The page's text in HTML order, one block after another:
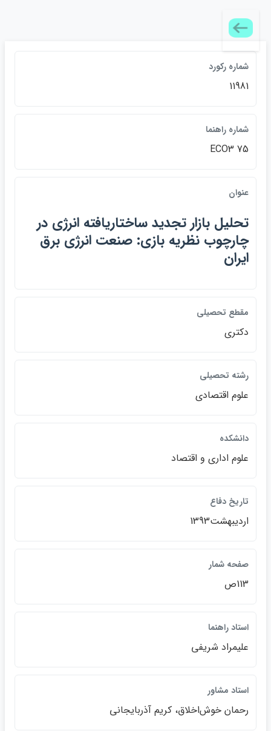
شماره ركورد
11981
شماره راهنما
ECO3 75
عنوان
تحليل بازار تجديد ساختاريافته انرژي در
چارچوب نظريه‌ بازي: صنعت انرژي برق
ايران
مقطع تحصيلي
دكتري
رشته تحصيلي
علوم اقتصادي
دانشكده
علوم اداري و اقتصاد
تاريخ دفاع
ارديبهشت1393
صفحه شمار
113ص
استاد راهنما
عليمراد شريفي
استاد مشاور
رحمان خوش‌اخلاق، كريم آذربايجاني